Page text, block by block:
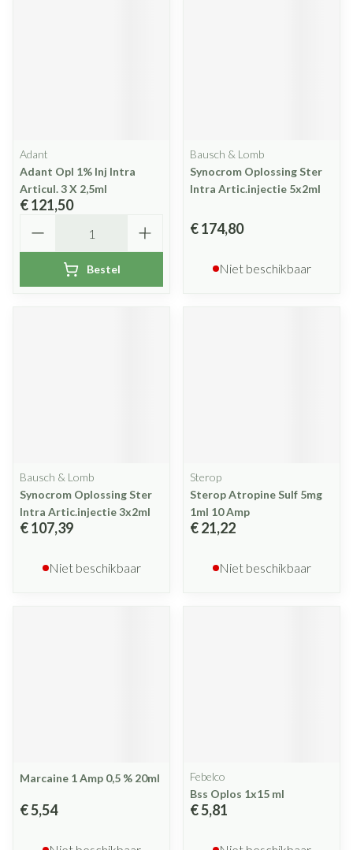
Adant
Adant Opl 1% Inj Intra
Articul. 3 X 2,5ml
€ 121,50
Bestel
Bausch & Lomb
Synocrom Oplossing Ster
Intra Artic.injectie 5x2ml
€ 174,80
Niet beschikbaar
Bausch & Lomb
Synocrom Oplossing Ster
Intra Artic.injectie 3x2ml
€ 107,39
Niet beschikbaar
Sterop
Sterop Atropine Sulf 5mg
1ml 10 Amp
€ 21,22
Niet beschikbaar
Marcaine 1 Amp 0,5 % 20ml
€ 5,54
Febelco
Bss Oplos 1x15 ml
€ 5,81